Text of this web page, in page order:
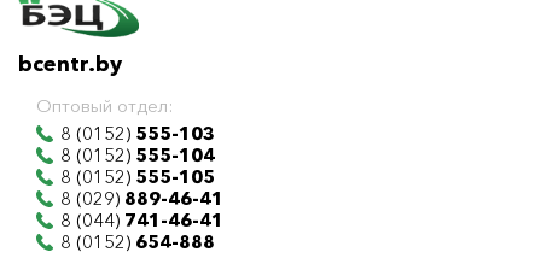
bcentr.by
Оптовый отдел:
8 (0152) 555-103
8 (0152) 555-104
8 (0152) 555-105
8 (029) 889-46-41
8 (044) 741-46-41
8 (0152) 654-888